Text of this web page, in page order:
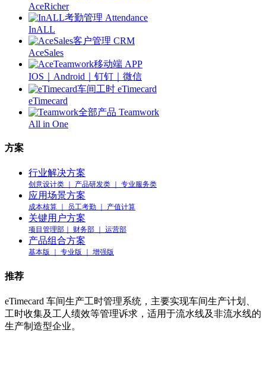
AceRicher
考勤管理 Attendance
InALL
客户管理 CRM
AceSales
移动端 APP
IOS｜Android｜钉钉｜微信
车间工时 eTimecard
eTimecard
全部产品 Teamwork
All in One
方案
行业解决方案
创意设计类 ｜ 产品研发类 ｜ 专业服务类
应用场景方案
成本核算 ｜ 员工考勤 ｜ 产值计算
关键用户方案
项目管理部｜ 财务部 ｜ 运营部
产品组合方案
基本版 ｜ 专业版 ｜ 增强版
推荐
eTimecard 车间生产工时管理系统，主要实现车间生产计划、
工时收集及工人绩效等管理诉求，适用于流水线及非流水线的
生产制造型企业。